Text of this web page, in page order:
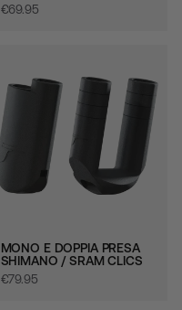
€‎69.95
MONO E DOPPIA PRESA
SHIMANO / SRAM CLICS
€‎79.95